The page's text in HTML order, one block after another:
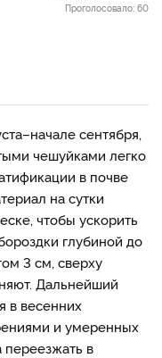
Проголосовало: 60
сентября,
чешуйками легко
в почве
на сутки
чтобы ускорить
глубиной до
3 см, сверху
Дальнейший
в весенних
и умеренных
переезжать в